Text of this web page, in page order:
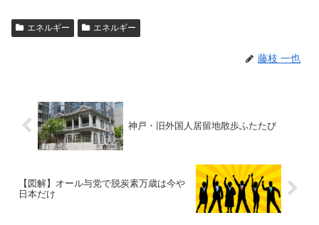
エネルギー エネルギー
藤枝 一也
神戸・旧外国人居留地散歩ふたたび
【図解】オール与党で脱炭素万歳は今や
日本だけ